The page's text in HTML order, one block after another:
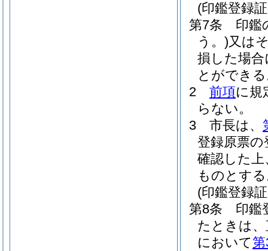
(印鑑登録
第7条
印鑑
う。)又は
損した場
とができ
2
前項に規
らない。
3
市長は、
登録原票
確認した
ものとす
(印鑑登録
第8条
印鑑
たときは
において